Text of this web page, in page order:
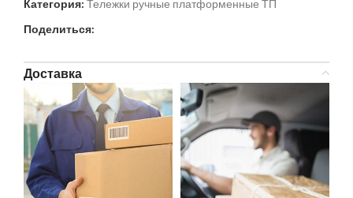
Категория: Тележки ручные платформенные ТП
Поделиться:
Доставка